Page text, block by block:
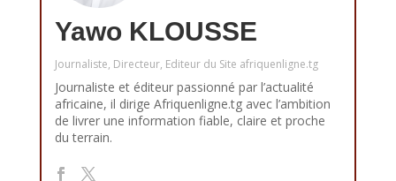
Yawo KLOUSSE
Journaliste, Directeur, Editeur du Site afriquenligne.tg
Journaliste et éditeur passionné par l’actualité
africaine, il dirige Afriquenligne.tg avec l’ambition
de livrer une information fiable, claire et proche
du terrain.